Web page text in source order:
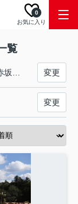
お気に入り
0
覧
変更
変更